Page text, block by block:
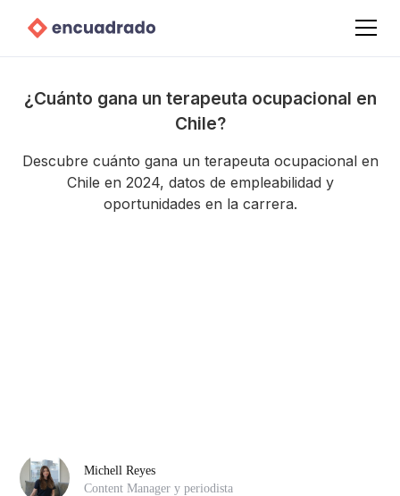
¿Cuánto gana un terapeuta ocupacional en
Chile?
Descubre cuánto gana un terapeuta ocupacional en
Chile en 2024, datos de empleabilidad y
oportunidades en la carrera.
Michell Reyes
Content Manager y periodista